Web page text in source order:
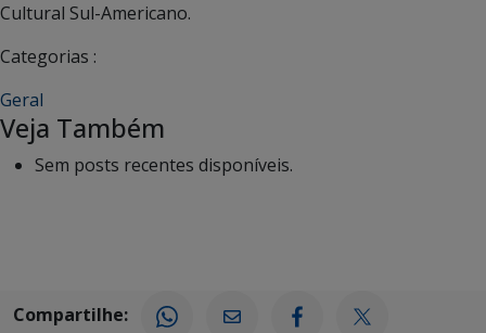
Cultural Sul-Americano.
Categorias :
Geral
Veja Também
Sem posts recentes disponíveis.
Compartilhe: